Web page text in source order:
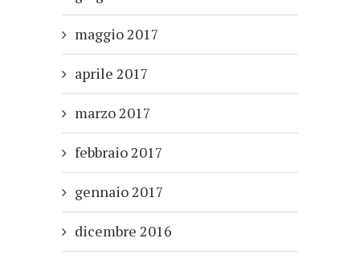
maggio 2017
aprile 2017
marzo 2017
febbraio 2017
gennaio 2017
dicembre 2016